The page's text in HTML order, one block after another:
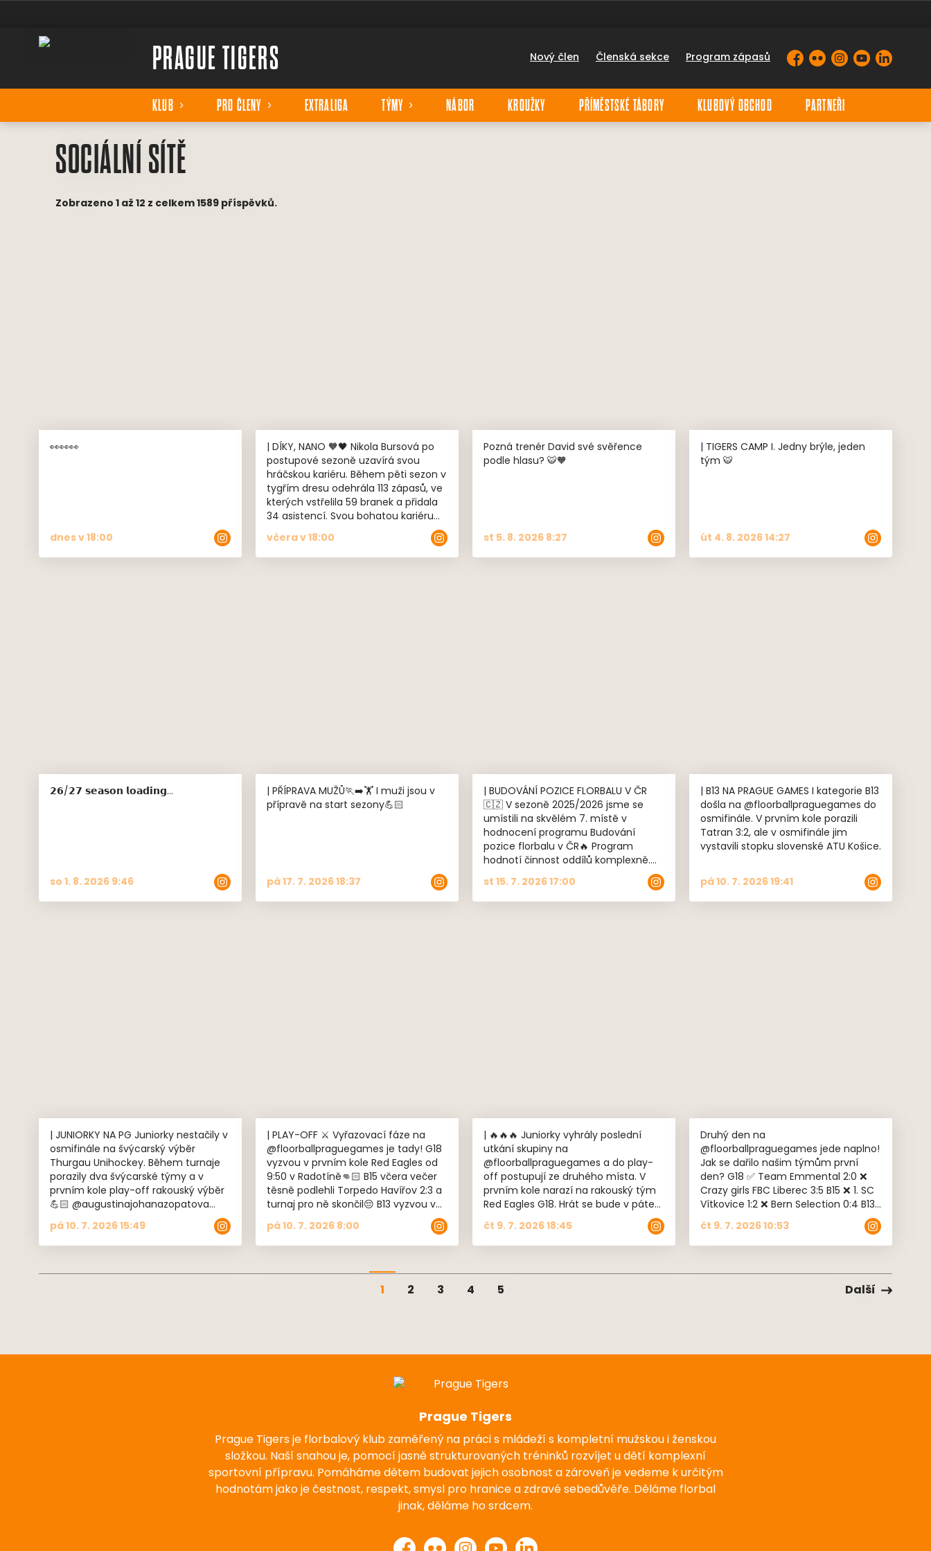
PRAGUE TIGERS Nový člen Členská sekce Program zápasů Facebook
FlickrInstagram
YouTubeLinkedIn
KLUB PRO ČLENY EXTRALIGA TÝMY NÁBOR KROUŽKY PŘÍMĚSTSKÉ TÁBORY KLUBOVÝ OBCHOD PARTNEŘI
SOCIÁLNÍ SÍTĚ
Zobrazeno 1 až 12 z celkem 1589 příspěvků.
👀👀👀
dnes v 18:00
| DÍKY, NANO 🧡🖤 Nikola Bursová po
postupové sezoně uzavírá svou
hráčskou kariéru. Během pěti sezon v
tygřím dresu odehrála 113 zápasů, ve
kterých vstřelila 59 branek a přidala
34 asistencí. Svou bohatou kariéru
navíc zakončila tím nejlepším
možným způsobem – postupem žen
do extraligy🏆 Nano, děkujeme za
včera v 18:00
Pozná trenér David své svěřence
podle hlasu? 🐯🧡
st 5. 8. 2026 8:27
| TIGERS CAMP I. Jedny brýle, jeden
tým 🐯
út 4. 8. 2026 14:27
𝟮𝟲/𝟮𝟳 𝘀𝗲𝗮𝘀𝗼𝗻 𝗹𝗼𝗮𝗱𝗶𝗻𝗴…
so 1. 8. 2026 9:46
| PŘÍPRAVA MUŽŮ🏃‍➡️🏋️ I muži jsou v
přípravě na start sezony💪🏻
pá 17. 7. 2026 18:37
| BUDOVÁNÍ POZICE FLORBALU V ČR
🇨🇿 V sezoně 2025/2026 jsme se
umístili na skvělém 7. místě v
hodnocení programu Budování
pozice florbalu v ČR🔥 Program
hodnotí činnost oddílů komplexně.
Nezaměřuje se na sportovní
výsledky, ale především na velikost
členské základny, také práci s
st 15. 7. 2026 17:00
| B13 NA PRAGUE GAMES I kategorie B13
došla na @floorballpraguegames do
osmifinále. V prvním kole porazili
Tatran 3:2, ale v osmifinále jim
vystavili stopku slovenské ATU Košice.
pá 10. 7. 2026 19:41
| JUNIORKY NA PG Juniorky nestačily v
osmifinále na švýcarský výběr
Thurgau Unihockey. Během turnaje
porazily dva švýcarské týmy a v
prvním kole play-off rakouský výběr
💪🏻 @augustinajohanazopatova
oslavila během turnaje první
narozeniny. Všechno nejlepší!🥳
pá 10. 7. 2026 15:49
| PLAY-OFF ⚔️ Vyřazovací fáze na
@floorballpraguegames je tady! G18
vyzvou v prvním kole Red Eagles od
9:50 v Radotíně👊🏻 B15 včera večer
těsně podlehli Torpedo Havířov 2:3 a
turnaj pro ně skončil😔 B13 vyzvou v
prvním kole Tatran Střešovice od
12:00 na Braníku⚔️ U10 narazí ve
čtvrtfinále na SVKI Plzeň od 10:40 na
pá 10. 7. 2026 8:00
| 🔥🔥🔥 Juniorky vyhrály poslední
utkání skupiny na
@floorballpraguegames a do play-
off postupují ze druhého místa. V
prvním kole narazí na rakouský tým
Red Eagles G18. Hrát se bude v pátek
od 9:50 v Radotíně⚔️
#floorballpraguegames
#praguetigersnehvizdy #goal
čt 9. 7. 2026 18:45
Druhý den na
@floorballpraguegames jede naplno!
Jak se dařilo našim týmům první
den? G18 ✅ Team Emmental 2:0 ❌
Crazy girls FBC Liberec 3:5 B15 ❌ 1. SC
Vítkovice 1:2 ❌ Bern Selection 0:4 B13
❌ B13 Lucerne blue 1:11 🫱🏻‍🫲🏼 Zlín
Lions 2:2 Kategorie U10 v turnaji
NextGen odehrála 3 zápasy s bilancí
čt 9. 7. 2026 10:53
1 2 3 4 5 Další
Prague Tigers
Prague Tigers je florbalový klub zaměřený na práci s mládeží s kompletní mužskou i ženskou
složkou. Naší snahou je, pomocí jasně strukturovaných tréninků rozvíjet u dětí komplexní
sportovní přípravu. Pomáháme dětem budovat jejich osobnost a zároveň je vedeme k určitým
hodnotám jako je čestnost, respekt, smysl pro hranice a zdravé sebedůvěře. Děláme florbal
jinak, děláme ho srdcem.